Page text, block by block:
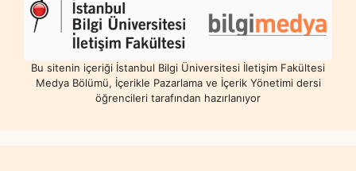
Bu sitenin içeriği İstanbul Bilgi Üniversitesi İletişim Fakültesi
Medya Bölümü, İçerikle Pazarlama ve İçerik Yönetimi dersi
öğrencileri tarafından hazırlanıyor